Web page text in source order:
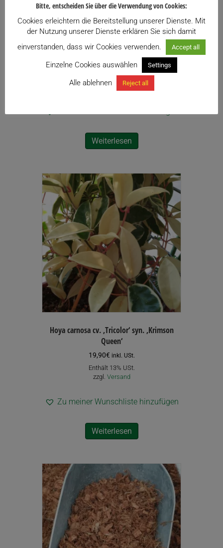
Hoya diversifolia
19,90€ inkl. USt.
Enthält 13% USt.
zzgl.Versand
Weiterlesen
Hoya carnosa cv. ‚Tricolor‘ syn. ‚Krimson
Queen‘
19,90€ inkl. USt.
Enthält 13% USt.
zzgl. Versand
Zu meiner Wunschliste hinzufügen
Weiterlesen
Bitte, entscheiden Sie über die Verwendung von Cookies:
Cookies erleichtern die Bereitstellung unserer Dienste. Mit
der Nutzung unserer Dienste erklären Sie sich damit
einverstanden, dass wir Cookies verwenden.
Accept all
Einzelne Cookies auswählen Settings
Alle ablehnen Reject all